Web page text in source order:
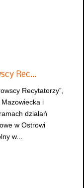
Rec…
Recytatorzy”,
i
działań
w Ostrowi
w...